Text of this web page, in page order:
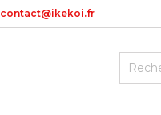
contact@ikekoi.fr